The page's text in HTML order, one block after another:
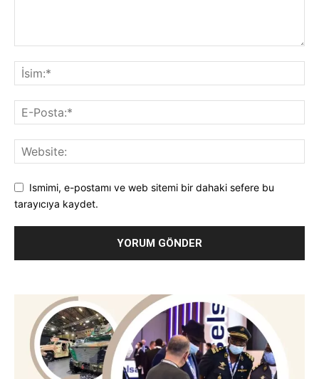
Ismimi, e-postamı ve web sitemi bir dahaki sefere bu
tarayıcıya kaydet.